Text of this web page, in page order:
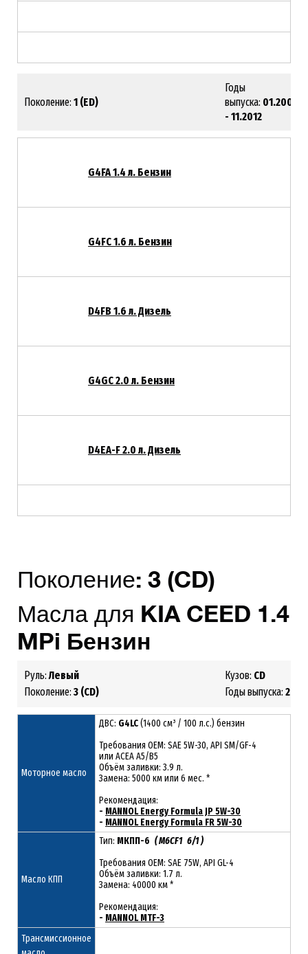
Поколение: 1 (ED)
Годы
выпуска: 01.2006
- 11.2012
G4FA 1.4 л. Бензин
G4FC 1.6 л. Бензин
D4FB 1.6 л. Дизель
G4GC 2.0 л. Бензин
D4EA-F 2.0 л. Дизель
Поколение: 3 (CD)
Масла для KIA CEED 1.4
MPi Бензин
Руль:Левый
Поколение: 3 (CD)
Кузов: CD
Годы выпуска:
Моторное масло
ДВС: G4LC(1400 см³ / 100 л.с.) бензин
Требования ОЕМ: SAE 5W-30, API SM/GF-4
или ACEA A5/B5
Объём заливки: 3.9 л.
Замена: 5000 км или 6 мес. *
Рекомендация:
- MANNOL Energy Formula JP 5W-30
- MANNOL Energy Formula FR 5W-30
Масло КПП
Тип: МКПП-6 ( M6CF1 6/1 )
Требования OEM: SAE 75W, API GL-4
Объём заливки: 1.7 л.
Замена: 40000 км *
Рекомендация:
- MANNOL MTF-3
Трансмиссионное